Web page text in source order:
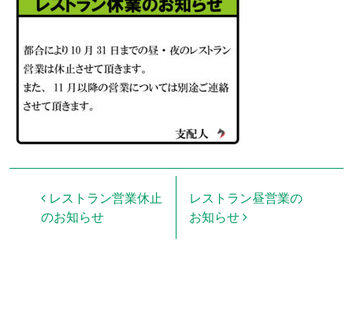
投稿ナビゲーション
レストラン営業休止
のお知らせ
レストラン昼営業の
お知らせ